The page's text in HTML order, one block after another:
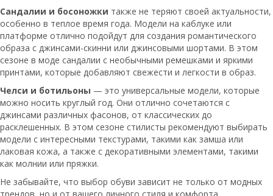
Сандалии и босоножки также не теряют своей актуальности,
особенно в теплое время года. Модели на каблуке или
платформе отлично подойдут для создания романтического
образа с джинсами-скинни или джинсовыми шортами. В этом
сезоне в моде сандалии с необычными ремешками и яркими
принтами, которые добавляют свежести и легкости в образ.
Челси и ботильоны — это универсальные модели, которые
можно носить круглый год. Они отлично сочетаются с
джинсами различных фасонов, от классических до
расклешенных. В этом сезоне стилисты рекомендуют выбирать
модели с интересными текстурами, такими как замша или
лаковая кожа, а также с декоративными элементами, такими
как молнии или пряжки.
Не забывайте, что выбор обуви зависит не только от модных